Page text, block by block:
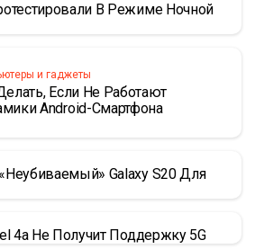
В Режиме Ночной
и гаджеты
Если Не Работают
Android-Смартфона
Galaxy S20 Для
4a Не Получит Поддержку 5G